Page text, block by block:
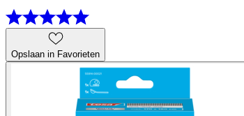
Opslaan in Favorieten